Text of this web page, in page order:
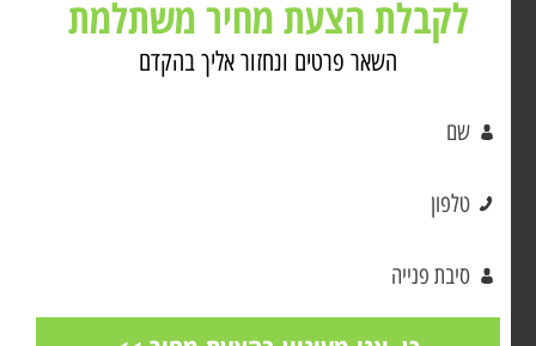
לקבלת הצעת מחיר משתלמת
השאר פרטים ונחזור אליך בהקדם